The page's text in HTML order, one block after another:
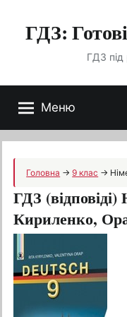
ГДЗ:
ГДЗ під
Меню
Головна →9 клас →
ГДЗ
Кириленко,